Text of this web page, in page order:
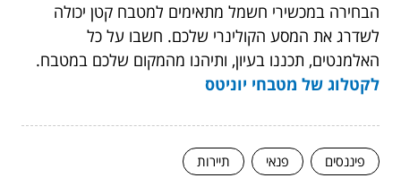
הבחירה במכשירי חשמל מתאימים למטבח קטן יכולה
לשדרג את המסע הקולינרי שלכם. חשבו על כל
האלמנטים, תכננו בעיון, ותיהנו מהמקום שלכם במטבח.
לקטלוג של מטבחי יוניטס
פיננסים פנאי תיירות